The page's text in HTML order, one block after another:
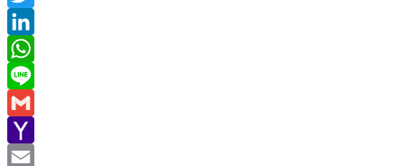
Twitter
LinkedIn
WhatsApp
Line
Gmail
Yahoo